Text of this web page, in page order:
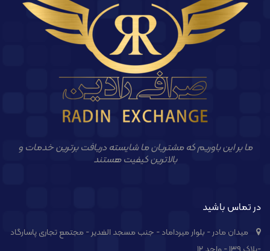
ما بر این باوریم که مشتریان ما شایسته دریافت برترین خدمات و
بالاترین کیفیت هستند
در تماس باشید
میدان مادر - بلوار میرداماد - جنب مسجد الغدیر - مجتمع تجاری پاسارگاد